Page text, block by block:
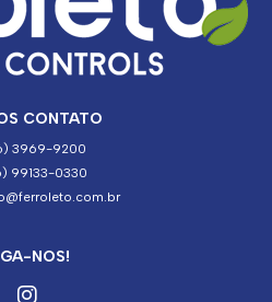
CONTATO
3969-9200
99133-0330
NOS!